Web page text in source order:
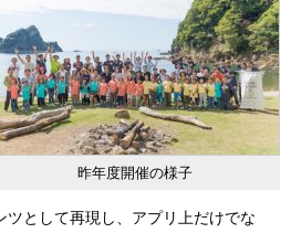
昨年度開催の様子
として再現し、アプリ上だけでな